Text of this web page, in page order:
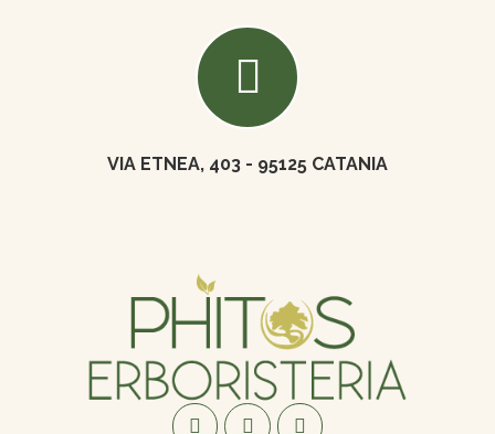
VIA ETNEA, 403 - 95125 CATANIA